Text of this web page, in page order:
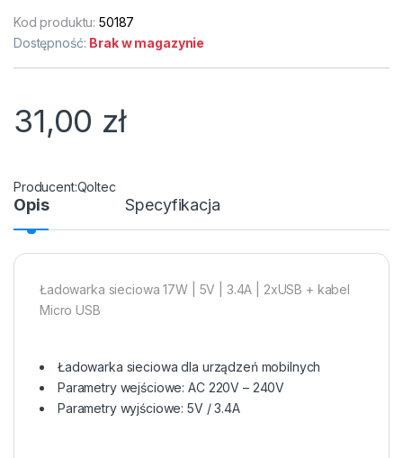
Kod produktu:50187
Dostępność: Brak w magazynie
31,00 zł
Qoltec
Opis Specyfikacja
Ładowarka sieciowa 17W | 5V | 3.4A | 2xUSB + kabel
Micro USB
Ładowarka sieciowa dla urządzeń mobilnych
Parametry wejściowe: AC 220V – 240V
Parametry wyjściowe: 5V / 3.4A